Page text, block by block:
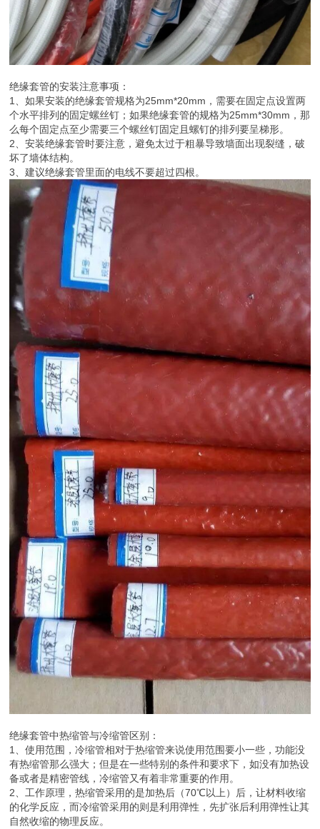
绝缘套管的安装注意事项：
1、如果安装的绝缘套管规格为25mm*20mm，需要在固定点设置两
个水平排列的固定螺丝钉；如果绝缘套管的规格为25mm*30mm，那
么每个固定点至少需要三个螺丝钉固定且螺钉的排列要呈梯形。
2、安装绝缘套管时要注意，避免太过于粗暴导致墙面出现裂缝，破
坏了墙体结构。
3、建议绝缘套管里面的电线不要超过四根。
绝缘套管中热缩管与冷缩管区别：
1、使用范围，冷缩管相对于热缩管来说使用范围要小一些，功能没
有热缩管那么强大；但是在一些特别的条件和要求下，如没有加热设
备或者是精密管线，冷缩管又有着非常重要的作用。
2、工作原理，热缩管采用的是加热后（70℃以上）后，让材料收缩
的化学反应，而冷缩管采用的则是利用弹性，先扩张后利用弹性让其
自然收缩的物理反应。